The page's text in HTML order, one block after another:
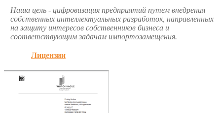
Наша цель - цифровизация предприятий путем внедрения
собственных интеллектуальных разработок, направленных
на защиту интересов собственников бизнеса и
соответствующим задачам импортозамещения.
Лицензии